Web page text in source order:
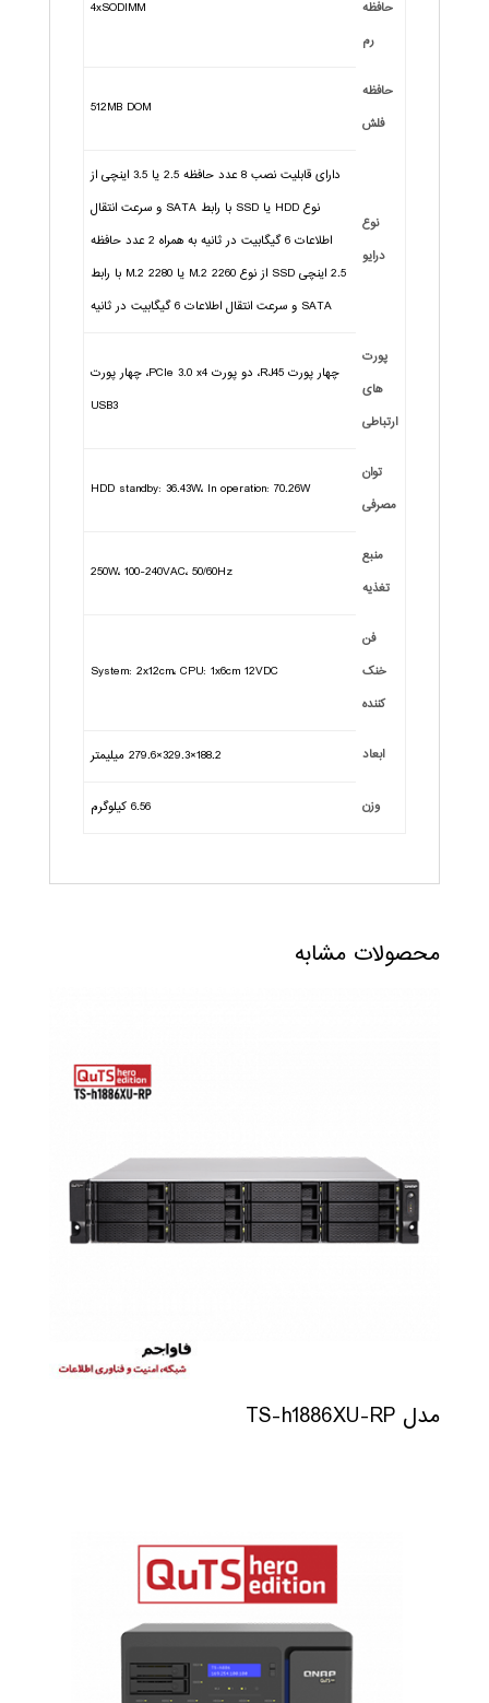
حافظه
رم
4xSODIMM
حافظه
فلش
512MB DOM
نوع
درایو
دارای قابلیت نصب 8 عدد حافظه 2.5 یا 3.5 اینچی از
نوع HDD یا SSD با رابط SATA و سرعت انتقال
اطلاعات 6 گیگابیت در ثانیه به همراه 2 عدد حافظه
2.5 اینچی SSD از نوع M.2 2260 یا M.2 2280 با رابط
SATA و سرعت انتقال اطلاعات 6 گیگابیت در ثانیه
پورت
های
ارتباطی
چهار پورت RJ45، دو پورت PCIe 3.0 x4، چهار پورت
USB3
توان
مصرفی
HDD standby: 36.43W، In operation: 70.26W
منبع
تغذیه
250W، 100-240VAC، 50/60Hz
فن
خنک
کننده
System: 2x12cm، CPU: 1x6cm 12VDC
ابعاد 188.2×329.3×279.6 میلیمتر
وزن 6.56 کیلوگرم
محصولات مشابه
مدل TS-h1886XU-RP